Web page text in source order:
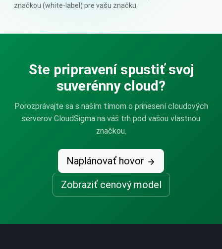
značkou (white-label) pre vašu značku
Ste pripravení spustiť svoj
suverénny cloud?
Porozprávajte sa s naším tímom o prinesení cloudových
serverov CloudSigma na váš trh pod vašou vlastnou
značkou.
Naplánovať hovor
Zobraziť cenový model